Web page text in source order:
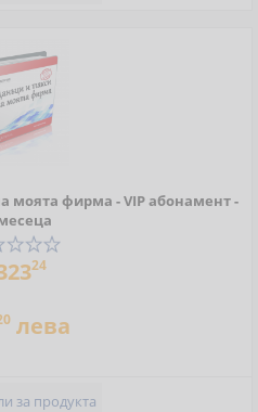
моята фирма - VIP абонамент -
24
лева
за продукта